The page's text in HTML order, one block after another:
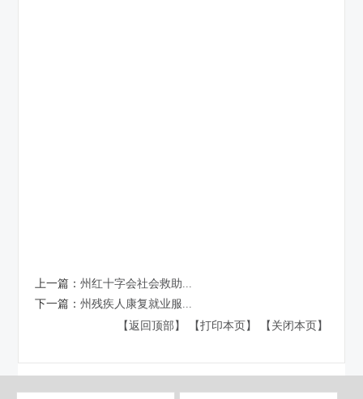
上一篇：州红十字会社会救助...
下一篇：州残疾人康复就业服...
【返回顶部】
【打印本页】 【关闭本页】